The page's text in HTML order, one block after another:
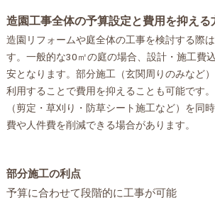
造園工事全体の予算設定と費用を抑える
造園リフォームや庭全体の工事を検討する際
す。一般的な30㎡の庭の場合、設計・施工費
安となります。部分施工（玄関周りのみなど
利用することで費用を抑えることも可能です
（剪定・草刈り・防草シート施工など）を同
費や人件費を削減できる場合があります。
部分施工の利点
予算に合わせて段階的に工事が可能